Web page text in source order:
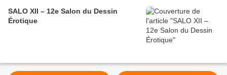
SALO XII – 12e Salon du Dessin
Érotique